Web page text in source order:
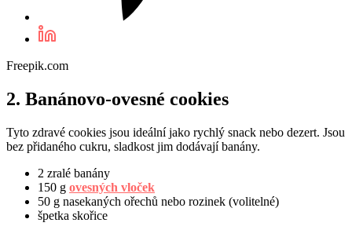
Freepik.com
2. Banánovo-ovesné cookies
Tyto zdravé cookies jsou ideální jako rychlý snack nebo dezert. Jsou
bez přidaného cukru, sladkost jim dodávají banány.
2 zralé banány
150 g ovesných vloček
50 g nasekaných ořechů nebo rozinek (volitelné)
špetka skořice